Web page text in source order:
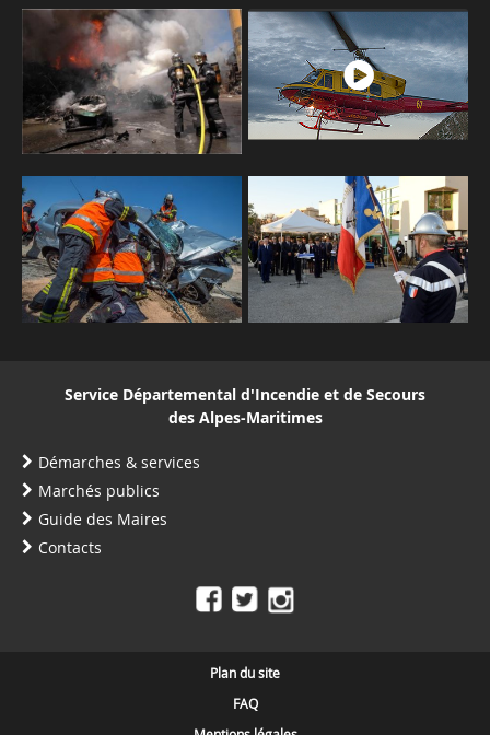
Service Départemental d'Incendie et de Secours
des Alpes-Maritimes
Démarches & services
Marchés publics
Guide des Maires
Contacts
Plan du site
FAQ